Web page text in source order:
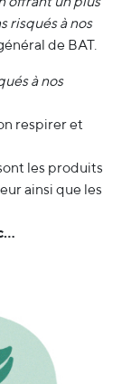
risqués à nos
de BAT.
à nos
respirer et
les produits
ainsi que les